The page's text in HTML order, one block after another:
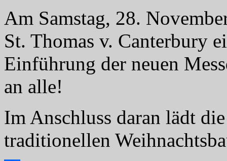
Am Samstag, 28.
St. Thomas v. Canterbury
Einführung der neuen
an alle!
Im Anschluss daran lädt
traditionellen